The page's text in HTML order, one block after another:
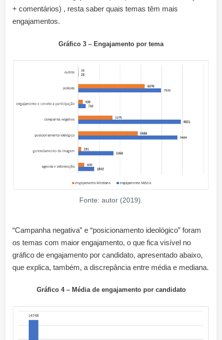
+ comentários) , resta saber quais temas têm mais
engajamentos.
Gráfico 3 – Engajamento por tema
Fonte: autor (2019).
“Campanha negativa” e “posicionamento ideológico” foram
os temas com maior engajamento, o que fica visível no
gráfico de engajamento por candidato, apresentado abaixo,
que explica, também, a discrepância entre média e mediana.
Gráfico 4 – Média de engajamento por candidato